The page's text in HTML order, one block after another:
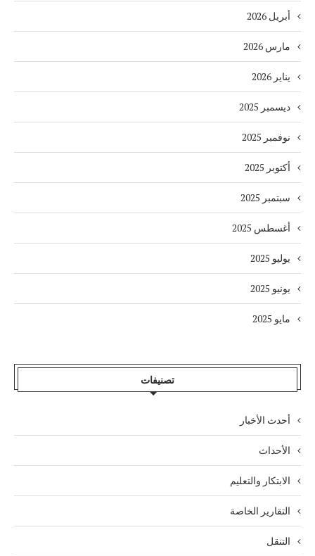
أبريل 2026
مارس 2026
يناير 2026
ديسمبر 2025
نوفمبر 2025
أكتوبر 2025
سبتمبر 2025
أغسطس 2025
يوليو 2025
يونيو 2025
مايو 2025
تصنيفات
أحدث الأخبار
الأحداث
الابتكار والتعليم
التقارير الخاصة
التنقل